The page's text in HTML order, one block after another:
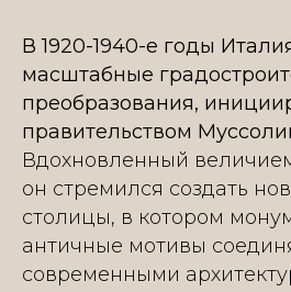
В 1920-1940-е годы
масштабные
преобразования,
правительством
Вдохновленный
он стремился создать
столицы, в котором
античные мотивы
современными